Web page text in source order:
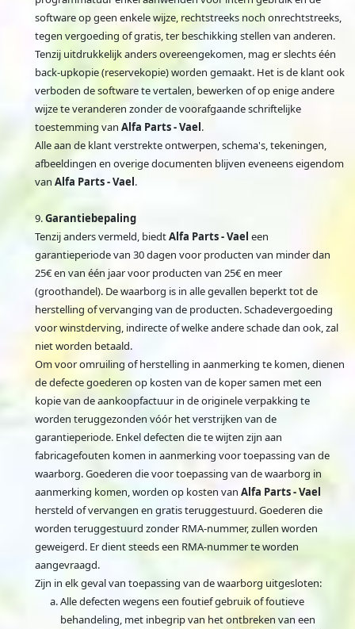
software op geen enkele wijze, rechtstreeks noch onrechtstreeks,
tegen vergoeding of gratis, ter beschikking stellen van anderen.
Tenzij uitdrukkelijk anders overeengekomen, mag er slechts één
back-upkopie (reservekopie) worden gemaakt. Het is de klant ook
verboden de software te vertalen, bewerken of op enige andere
wijze te veranderen zonder de voorafgaande schriftelijke
toestemming van Alfa Parts - Vael.
Alle aan de klant verstrekte ontwerpen, schema's, tekeningen,
afbeeldingen en overige documenten blijven eveneens eigendom
van Alfa Parts - Vael.
Garantiebepaling
Tenzij anders vermeld, biedtAlfa Parts - Vael een
garantieperiode van 30 dagen voor producten van minder dan
25€ en van één jaar voor producten van 25€ en meer
(groothandel). De waarborg is in alle gevallen beperkt tot de
herstelling of vervanging van de producten. Schadevergoeding
voor winstderving, indirecte of welke andere schade dan ook, zal
niet worden betaald.
Om voor omruiling of herstelling in aanmerking te komen, dienen
de defecte goederen op kosten van de koper samen met een
kopie van de aankoopfactuur in de originele verpakking te
worden teruggezonden vóór het verstrijken van de
garantieperiode. Enkel defecten die te wijten zijn aan
fabricagefouten komen in aanmerking voor toepassing van de
waarborg. Goederen die voor toepassing van de waarborg in
aanmerking komen, worden op kosten van Alfa Parts - Vael
hersteld of vervangen en gratis teruggestuurd. Goederen die
worden teruggestuurd zonder RMA-nummer, zullen worden
geweigerd. Er dient steeds een RMA-nummer te worden
aangevraagd.
Zijn in elk geval van toepassing van de waarborg uitgesloten:
Alle defecten wegens een foutief gebruik of foutieve
behandeling, met inbegrip van het ontbreken van een